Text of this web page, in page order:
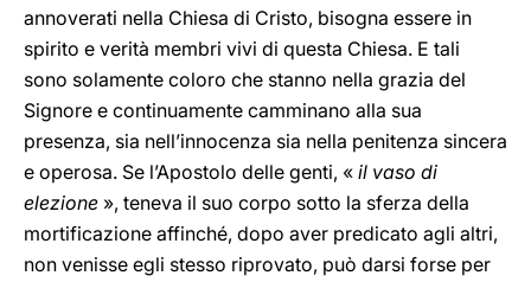
annoverati nella Chiesa di Cristo, bisogna essere in
spirito e verità membri vivi di questa Chiesa. E tali
sono solamente coloro che stanno nella grazia del
Signore e continuamente camminano alla sua
presenza, sia nell’innocenza sia nella penitenza sincera
e operosa. Se l’Apostolo delle genti, « il vaso di
elezione », teneva il suo corpo sotto la sferza della
mortificazione affinché, dopo aver predicato agli altri,
non venisse egli stesso riprovato, può darsi forse per